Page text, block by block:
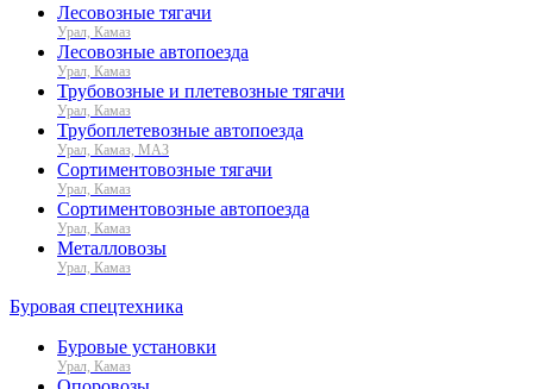
Лесовозные тягачи
Урал, Камаз
Лесовозные автопоезда
Урал, Камаз
Трубовозные и плетевозные тягачи
Урал, Камаз
Трубоплетевозные автопоезда
Урал, Камаз, МАЗ
Сортиментовозные тягачи
Урал, Камаз
Сортиментовозные автопоезда
Урал, Камаз
Металловозы
Урал, Камаз
Буровая спецтехника
Буровые установки
Урал, Камаз